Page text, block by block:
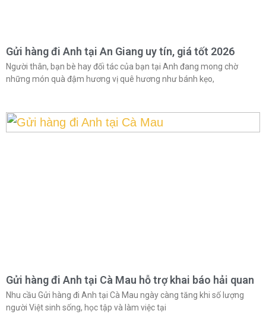
Gửi hàng đi Anh tại An Giang uy tín, giá tốt 2026
Người thân, bạn bè hay đối tác của bạn tại Anh đang mong chờ
những món quà đậm hương vị quê hương như bánh kẹo,
Gửi hàng đi Anh tại Cà Mau hỗ trợ khai báo hải quan
Nhu cầu Gửi hàng đi Anh tại Cà Mau ngày càng tăng khi số lượng
người Việt sinh sống, học tập và làm việc tại